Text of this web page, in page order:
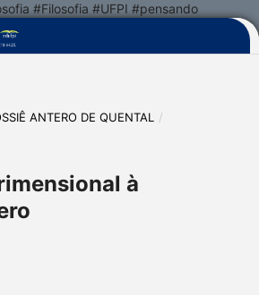
#Filosofia #UFPI #pensando
ANTERO DE QUENTAL
/
à